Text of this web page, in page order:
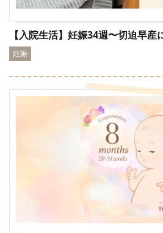
【入院生活】妊娠34週〜切迫早産
妊娠